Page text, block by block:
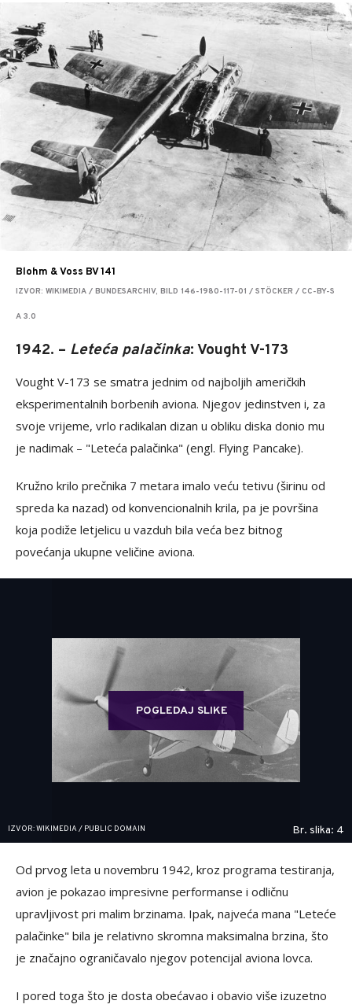
Blohm & Voss BV 141
IZVOR: WIKIMEDIA / BUNDESARCHIV, BILD 146-1980-117-01 / STÖCKER / CC-BY-S
A 3.0
1942. – Leteća palačinka: Vought V-173
Vought V-173 se smatra jednim od najboljih američkih
eksperimentalnih borbenih aviona. Njegov jedinstven i, za
svoje vrijeme, vrlo radikalan dizan u obliku diska donio mu
je nadimak – "Leteća palačinka" (engl. Flying Pancake).
Kružno krilo prečnika 7 metara imalo veću tetivu (širinu od
spreda ka nazad) od konvencionalnih krila, pa je površina
koja podiže letjelicu u vazduh bila veća bez bitnog
povećanja ukupne veličine aviona.
POGLEDAJ SLIKE
IZVOR: WIKIMEDIA / PUBLIC DOMAIN Br. slika: 4
Od prvog leta u novembru 1942, kroz programa testiranja,
avion je pokazao impresivne performanse i odličnu
upravljivost pri malim brzinama. Ipak, najveća mana "Leteće
palačinke" bila je relativno skromna maksimalna brzina, što
je značajno ograničavalo njegov potencijal aviona lovca.
I pored toga što je dosta obećavao i obavio više izuzetno